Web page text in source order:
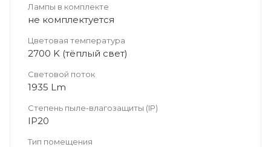
Лампы в комплекте
не комплектуется
Цветовая температура
2700 K (тёплый свет)
Световой поток
1935 Lm
Степень пыле-влагозащиты (IP)
IP20
Тип помещения